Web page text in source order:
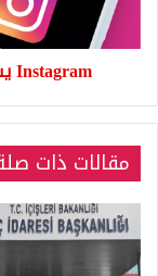
Instagram يشن حربًا على مقاطع فيديو TikTok
مقالات ذات